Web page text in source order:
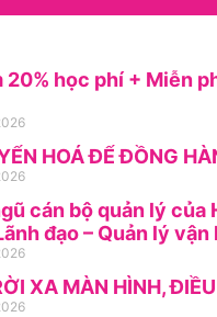
20% học phí + Miễn
HOÁ ĐỂ ĐỒNG
cán bộ quản lý của
đạo – Quản lý
XA MÀN HÌNH,